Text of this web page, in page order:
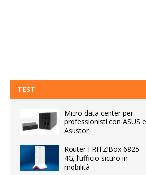
TEST
Micro data center per
professionisti con ASUS e
Asustor
Router FRITZ!Box 6825
4G, l’ufficio sicuro in
mobilità